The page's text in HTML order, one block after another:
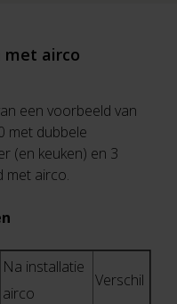
met airco
een voorbeeld van
met dubbele
(en keuken) en 3
met airco.
Na installatie
airco
Verschil